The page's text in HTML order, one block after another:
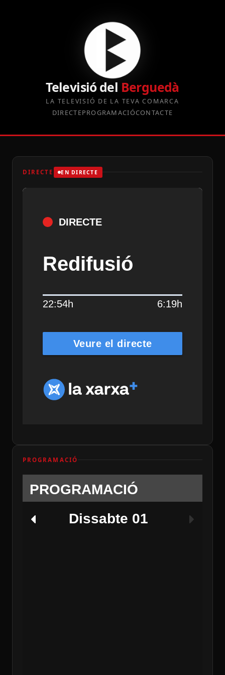
Televisió del Berguedà
LA TELEVISIÓ DE LA TEVA COMARCA
DIRECTEPROGRAMACIÓCONTACTE
DIRECTE EN DIRECTE
DIRECTE
Redifusió
22:54h 6:19h
Veure el directe
PROGRAMACIÓ
PROGRAMACIÓ
Dissabte 01